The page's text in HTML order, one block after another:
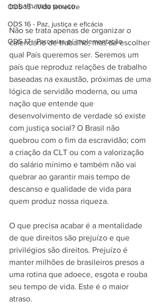
ODS 15 - Vida terrestre
ODS 16 - Paz, justiça e eficácia
ODS 17 - Parcerias p/ implementação
trabalhando pouco.
Não se trata apenas de organizar o
calendário de trabalho, mas de escolher
qual País queremos ser. Seremos um
país que reproduz relações de trabalho
baseadas na exaustão, próximas de uma
lógica de servidão moderna, ou uma
nação que entende que
desenvolvimento de verdade só existe
com justiça social? O Brasil não
quebrou com o fim da escravidão; com
a criação da CLT ou com a valorização
do salário mínimo e também não vai
quebrar ao garantir mais tempo de
descanso e qualidade de vida para
quem produz nossa riqueza.
O que precisa acabar é a mentalidade
de que direitos são prejuízo e que
privilégios são direitos. Prejuízo é
manter milhões de brasileiros presos a
uma rotina que adoece, esgota e rouba
seu tempo de vida. Este é o maior
atraso.